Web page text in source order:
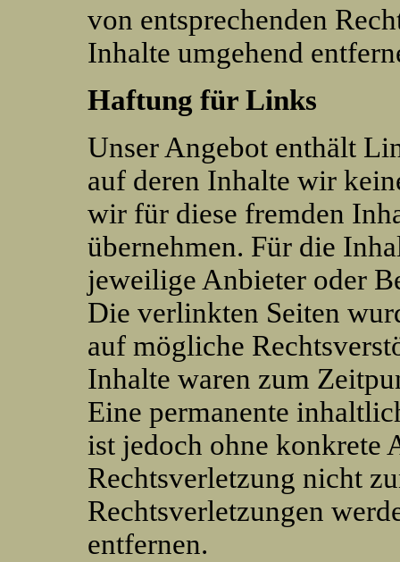
von entsprechenden
Inhalte umgehend
Haftung für Links
Unser Angebot enthält
auf deren Inhalte wir
wir für diese fremden
übernehmen. Für die
jeweilige Anbieter oder
Die verlinkten Seiten
auf mögliche
Inhalte waren zum
Eine permanente
ist jedoch ohne konkrete
Rechtsverletzung nicht
Rechtsverletzungen
entfernen.